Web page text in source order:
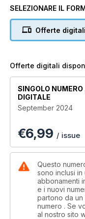
media including oils,
acrylics and a barn
want to explore
range of
today and
SELEZIONARE IL
Offerte digitali
Offerte digitali
SINGOLO
DIGITALE
September 2024
€6,99 / issue
Questo
sono inclusi in
abbonamenti
e i nuovi
partono da un
numero . Se
al nostro sito